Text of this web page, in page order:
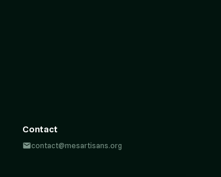
Contact
contact@mesartisans.org